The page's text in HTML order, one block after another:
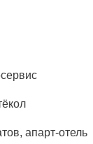
апарт-отель